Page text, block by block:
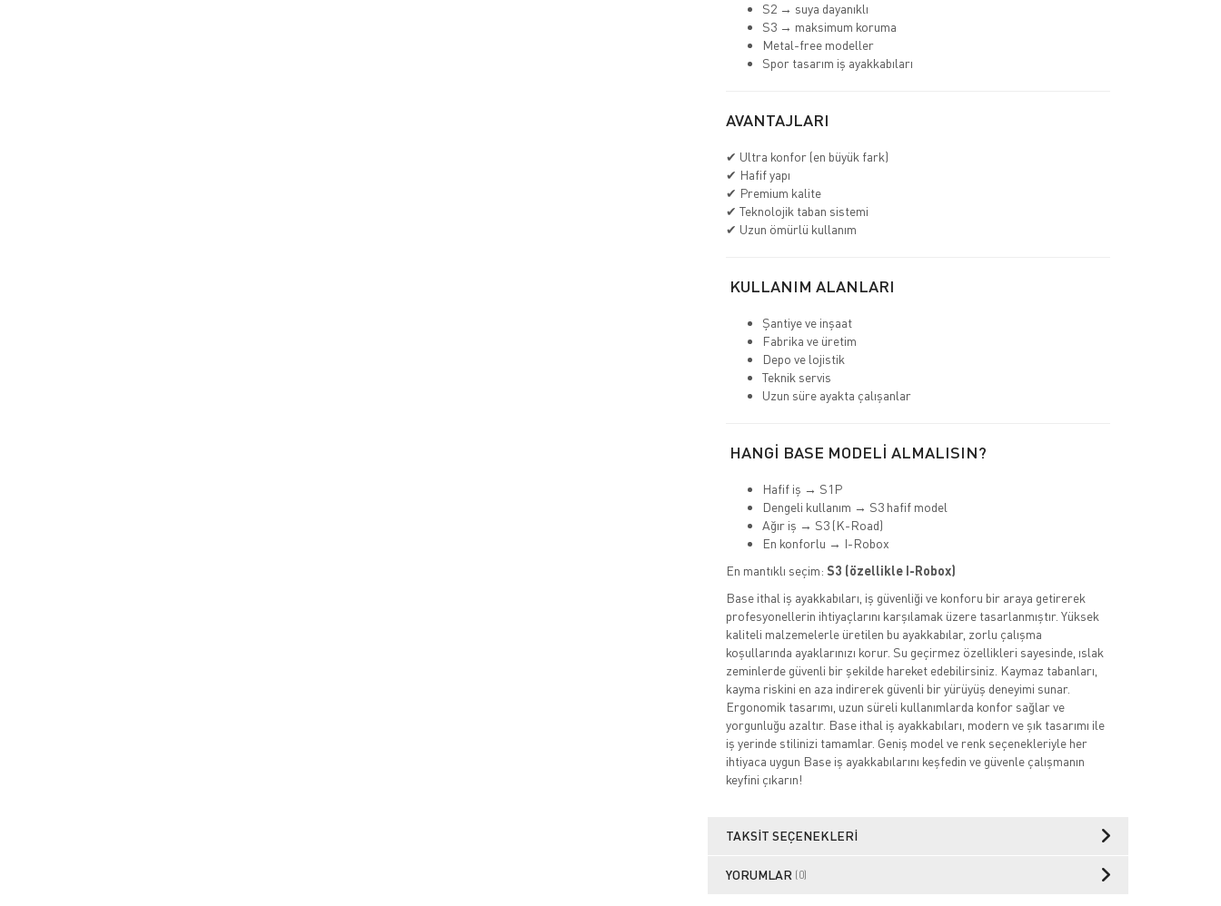
S2 → suya dayanıklı
S3 → maksimum koruma
Metal-free modeller
Spor tasarım iş ayakkabıları
AVANTAJLARI
✔ Ultra konfor (en büyük fark)
✔ Hafif yapı
✔ Premium kalite
✔ Teknolojik taban sistemi
✔ Uzun ömürlü kullanım
KULLANIM ALANLARI
Şantiye ve inşaat
Fabrika ve üretim
Depo ve lojistik
Teknik servis
Uzun süre ayakta çalışanlar
HANGİ BASE MODELİ ALMALISIN?
Hafif iş → S1P
Dengeli kullanım → S3 hafif model
Ağır iş → S3 (K-Road)
En konforlu → I-Robox
En mantıklı seçim: S3 (özellikle I-Robox)
Base ithal iş ayakkabıları, iş güvenliği ve konforu bir araya getirerek
profesyonellerin ihtiyaçlarını karşılamak üzere tasarlanmıştır. Yüksek
kaliteli malzemelerle üretilen bu ayakkabılar, zorlu çalışma
koşullarında ayaklarınızı korur. Su geçirmez özellikleri sayesinde, ıslak
zeminlerde güvenli bir şekilde hareket edebilirsiniz. Kaymaz tabanları,
kayma riskini en aza indirerek güvenli bir yürüyüş deneyimi sunar.
Ergonomik tasarımı, uzun süreli kullanımlarda konfor sağlar ve
yorgunluğu azaltır. Base ithal iş ayakkabıları, modern ve şık tasarımı ile
iş yerinde stilinizi tamamlar. Geniş model ve renk seçenekleriyle her
ihtiyaca uygun Base iş ayakkabılarını keşfedin ve güvenle çalışmanın
keyfini çıkarın!
TAKSIT SEÇENEKLERI
YORUMLAR (0)